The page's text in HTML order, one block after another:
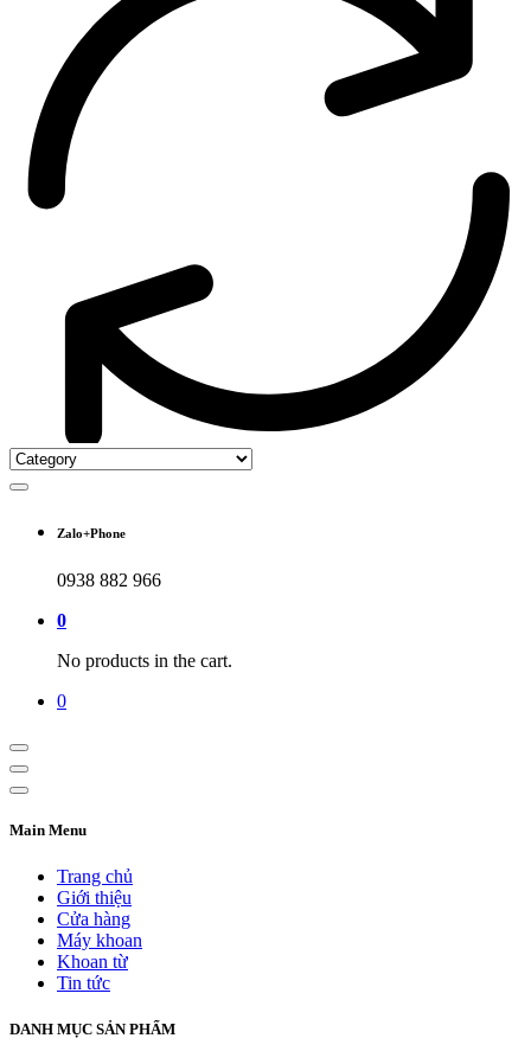
Zalo+Phone
0938 882 966
0
No products in the cart.
0
Main Menu
Trang chủ
Giới thiệu
Cửa hàng
Máy khoan
Khoan từ
Tin tức
DANH MỤC SẢN PHẨM